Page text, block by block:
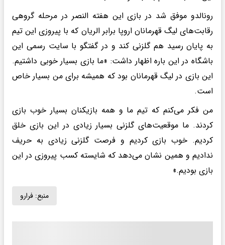
رونالدو موفق شد در بازی این هفته النصر در مرحله گروهی
رقابت‌های لیگ قهرمانان اروپا برابر الریان که با پیروزی این تیم
به پایان رسید هم گلزنی کند و در گفتگو با سایت رسمی این
باشگاه در این باره اظهار داشت: «ما بازی بسیار خوبی داشتیم.
این بازی در لیگ قهرمانان بود که همیشه برای من بسیار خاص
است.
من فکر می‌کنم که تیم ما و همه بازیکنان بسیار خوب بازی
کردند. ما موقعیت‌های گلزنی بسیار زیادی در این بازی خلق
کردیم. خوب بازی کردیم و فرصت گلزنی زیادی به حریف
ندادیم و همین نشان می‌دهد که شایسته کسب پیروزی در این
بازی بودیم.»
منبع: فرارو